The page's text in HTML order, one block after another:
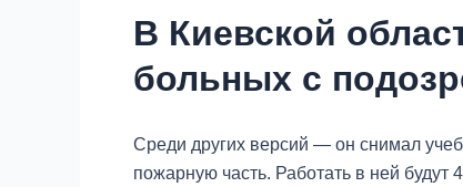
В Киевской
больных с
Среди других версий — он снимал
пожарную часть. Работать в ней